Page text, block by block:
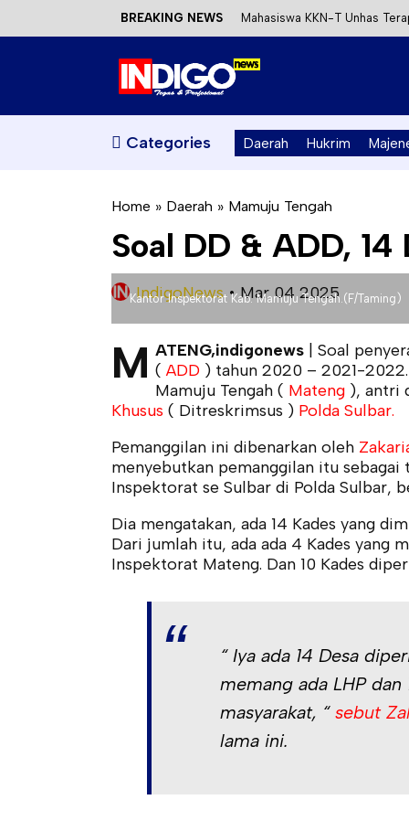
BREAKING NEWS Mahasiswa KKN-T Unhas
Satu DPO Pengeroyokan
Kecewa Kapolresta Absen,
Categories Daerah Hukrim
Home » Daerah » Mamuju Tengah
Soal DD & ADD,
IndigoNews •Mar 04 2025
Kantor Inspektorat Kab. Mamuju Tengah.(F/Taming)
M ATENG,indigonews | Soal
( ADD ) tahun 2020 – 2021-
Mamuju Tengah ( Mateng ), antri
Khusus ( Ditreskrimsus ) Polda Sulbar.
Pemanggilan ini dibenarkan oleh
menyebutkan pemanggilan itu
Inspektorat se Sulbar di Polda Sulbar,
Dia mengatakan, ada 14 Kades yang
Dari jumlah itu, ada ada 4 Kades yang
Inspektorat Mateng. Dan 10 Kades
“ Iya ada 14 Desa
memang ada LHP dan
masyarakat, “ sebut
lama ini.